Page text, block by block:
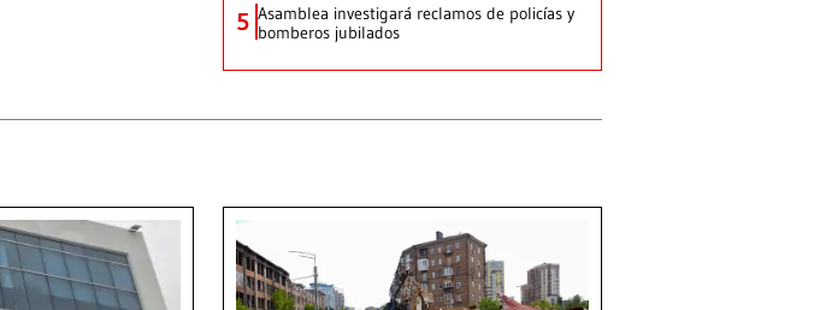
5 Asamblea investigará reclamos de policías y
bomberos jubilados